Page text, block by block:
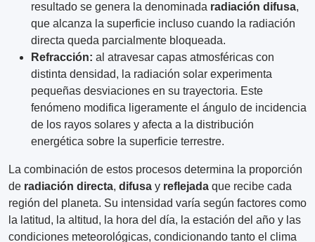
resultado se genera la denominada radiación difusa,
que alcanza la superficie incluso cuando la radiación
directa queda parcialmente bloqueada.
Refracción: al atravesar capas atmosféricas con
distinta densidad, la radiación solar experimenta
pequeñas desviaciones en su trayectoria. Este
fenómeno modifica ligeramente el ángulo de incidencia
de los rayos solares y afecta a la distribución
energética sobre la superficie terrestre.
La combinación de estos procesos determina la proporción
de radiación directa, difusa y reflejada que recibe cada
región del planeta. Su intensidad varía según factores como
la latitud, la altitud, la hora del día, la estación del año y las
condiciones meteorológicas, condicionando tanto el clima